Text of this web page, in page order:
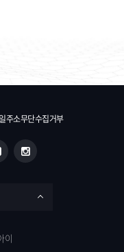
주소무단수집거부
이